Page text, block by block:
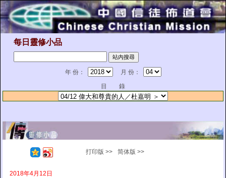
每日靈修小品
年 份：
月 份：
目 錄
打印版 >> 简体版 >>
2018年4月12日